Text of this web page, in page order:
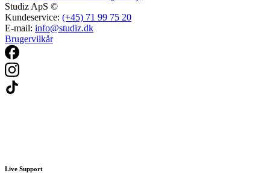
Studiz ApS ©
Kundeservice: (+45) 71 99 75 20
E-mail: info@studiz.dk
Brugervilkår
Live Support